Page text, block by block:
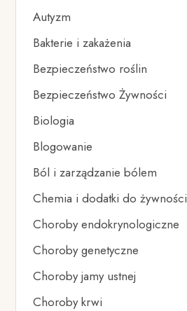
Autyzm
Bakterie i zakażenia
Bezpieczeństwo roślin
Bezpieczeństwo Żywności
Biologia
Blogowanie
Ból i zarządzanie bólem
Chemia i dodatki do żywności
Choroby endokrynologiczne
Choroby genetyczne
Choroby jamy ustnej
Choroby krwi